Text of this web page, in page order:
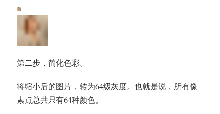
第二步，简化色彩。
将缩小后的图片，转为64级灰度。也就是说，所有像
素点总共只有64种颜色。